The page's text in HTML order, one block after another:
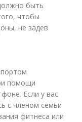
быть
чтобы
не задев
помощи
Если у вас
с членом семьи
фитнеса или